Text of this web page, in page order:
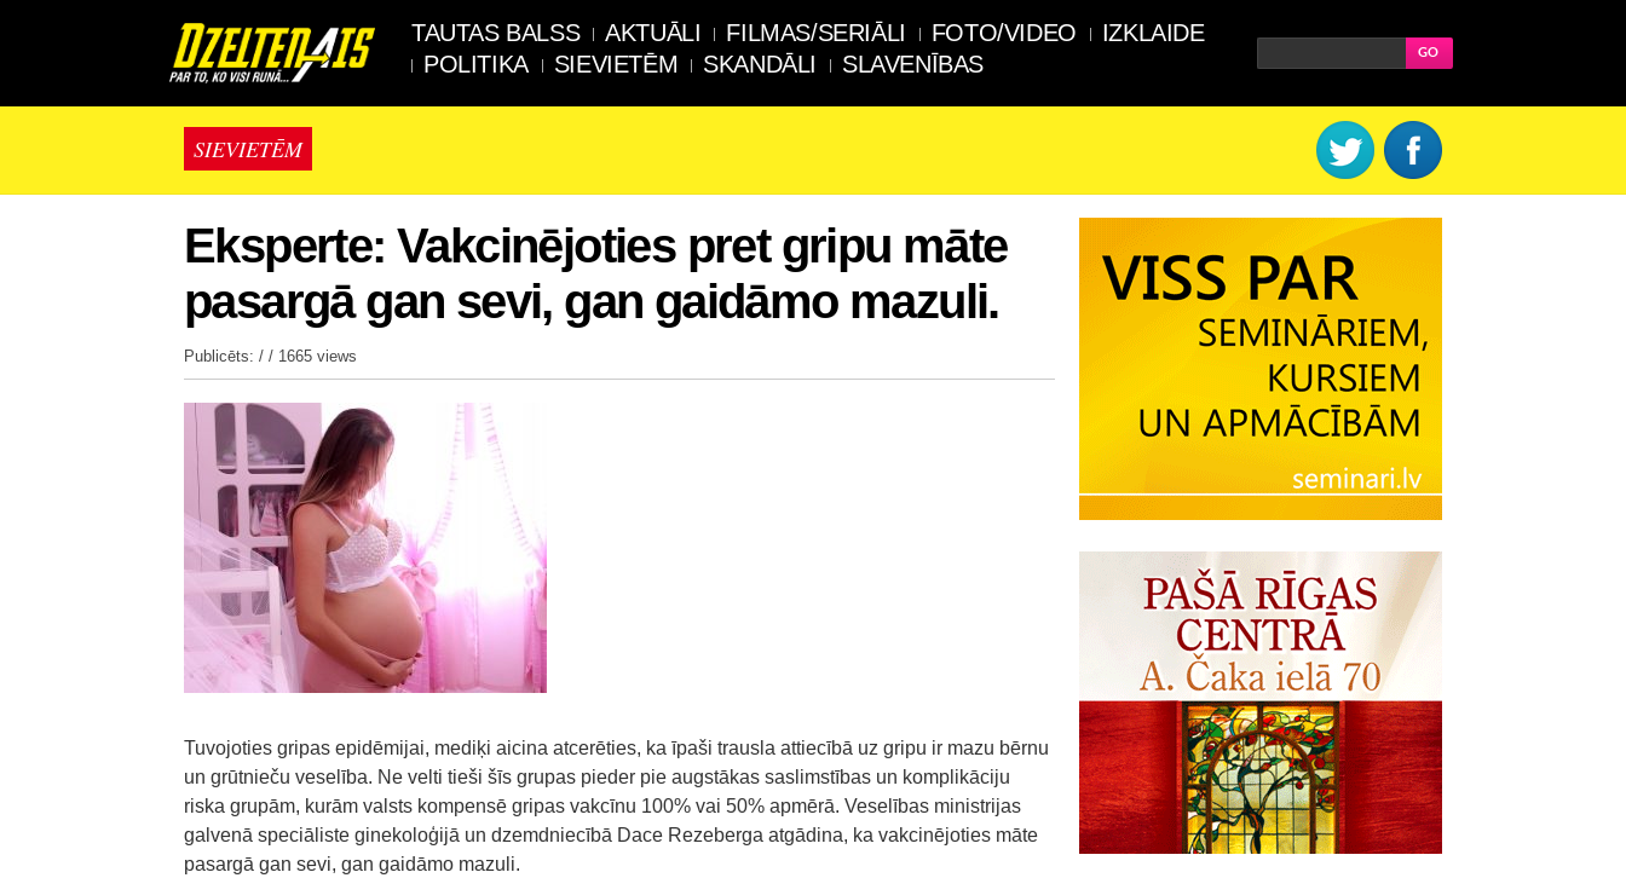
TAUTAS BALSS AKTUĀLI FILMAS/SERIĀLI FOTO/VIDEO
IZKLAIDE
POLITIKA
SIEVIETĒM SKANDĀLI SLAVENĪBAS
SIEVIETĒM
Eksperte: Vakcinējoties pret gripu māte
pasargā gan sevi, gan gaidāmo mazuli.
Publicēts: / / 1665 views
Tuvojoties gripas epidēmijai, mediķi aicina atcerēties, ka īpaši trausla attiecībā uz gripu ir mazu bērnu
un grūtnieču veselība. Ne velti tieši šīs grupas pieder pie augstākas saslimstības un komplikāciju
riska grupām, kurām valsts kompensē gripas vakcīnu 100% vai 50% apmērā. Veselības ministrijas
galvenā speciāliste ginekoloģijā un dzemdniecībā Dace Rezeberga atgādina, ka vakcinējoties māte
pasargā gan sevi, gan gaidāmo mazuli.